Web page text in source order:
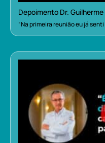
Depoimento Dr.
“Na primeira reunião eu já